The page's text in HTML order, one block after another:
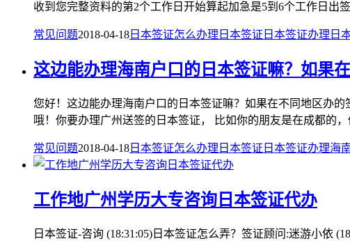
收到您完整资料的第2个工作日开始算起加急是5到6个工作日出
常见问题2018-04-18 日本签证怎么办理 日本签证 日本签证办理 日
这边能办理海南户口的日本签证嘛？如果
您好！这边能办理海南户口的日本签证嘛？如果在不同地区办
哦！你要办理广州送签的日本签证， 比如你的朋友是在成都的
常见问题2018-04-18 日本签证怎么办理 日本签证 日本签证办理海
工作地广州学历大专咨询日本签证代办
日本签证-咨询 (18:31:05)日本签证怎么弄？签证顾问:迷游小依